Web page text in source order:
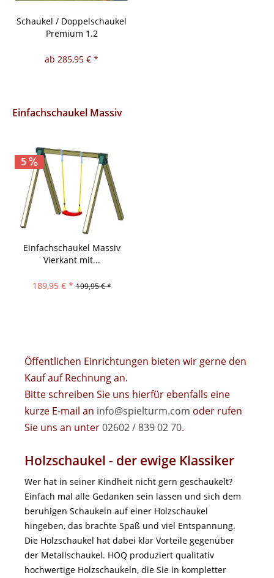
Schaukel / Doppelschaukel
Premium 1.2
ab 285,95 € *
Einfachschaukel Massiv
5
Einfachschaukel Massiv
Vierkant mit...
189,95 € * 199,95 € *
Öffentlichen Einrichtungen bieten wir gerne den
Kauf auf Rechnung an.
Bitte schreiben Sie uns hierfür ebenfalls eine
kurze E-mail an info@spielturm.com oder rufen
Sie uns an unter02602 / 839 02 70.
Holzschaukel - der ewige Klassiker
Wer hat in seiner Kindheit nicht gern geschaukelt?
Einfach mal alle Gedanken sein lassen und sich dem
beruhigen Schaukeln auf einer Holzschaukel
hingeben, das brachte Spaß und viel Entspannung.
Die Holzschaukel hat dabei klar Vorteile gegenüber
der Metallschaukel. HOQ produziert qualitativ
hochwertige Holzschaukeln, die Sie in kompletter